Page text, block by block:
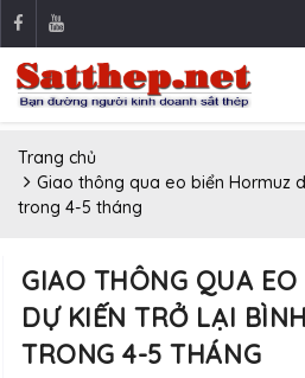
Trang chủ
Giao thông qua eo biển Hormuz
trong 4-5 tháng
GIAO THÔNG QUA
DỰ KIẾN ​​TRỞ LẠI
TRONG 4-5 THÁNG